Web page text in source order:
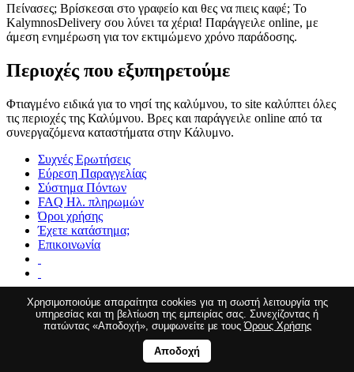
Πείνασες; Βρίσκεσαι στο γραφείο και θες να πιεις καφέ; Το
KalymnosDelivery σου λύνει τα χέρια! Παράγγειλε online, με
άμεση ενημέρωση για τον εκτιμώμενο χρόνο παράδοσης.
Περιοχές που εξυπηρετούμε
Φτιαγμένο ειδικά για το νησί της καλύμνου, το site καλύπτει όλες
τις περιοχές της Καλύμνου. Βρες και παράγγειλε online από τα
συνεργαζόμενα καταστήματα στην Κάλυμνο.
Συχνές Ερωτήσεις
Εύρεση Παραγγελίας
Σύστημα Πόντων
FAQ Ηλ. πληρωμών
Όροι χρήσης
Έχετε κατάστημα;
Επικοινωνία
Χρησιμοποιούμε απαραίτητα cookies για τη σωστή λειτουργία της
υπηρεσίας και τη βελτίωση της εμπειρίας σας. Συνεχίζοντας ή
πατώντας «Αποδοχή», συμφωνείτε με τουςΌρους Χρήσης
Αποδοχή